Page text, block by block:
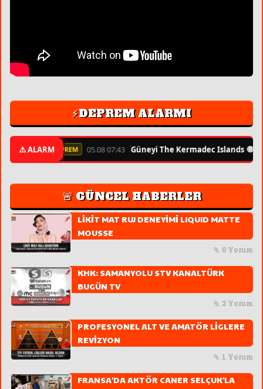
⚡DEPREM ALARMI
⚠️ ALARM
⚡ ŞİDDETLİ DEPREM 05.08 07:43 Güneyi The Kermadec Islands 🌐 6.3
🚨 GÜNCEL HABERLER
LİKİT MAT RUJ DENEYİMİ LIQUID MATTE
MOUSSE
0 Yorum
KHK: SAMANYOLU STV KANALTÜRK
BUGÜN TV
2 Yorum
PROFESYONEL ALT VE AMATÖR LİGLERE
REVİZYON
1 Yorum
FRANSA'DA AKTÖR CANER SELÇUK'LA